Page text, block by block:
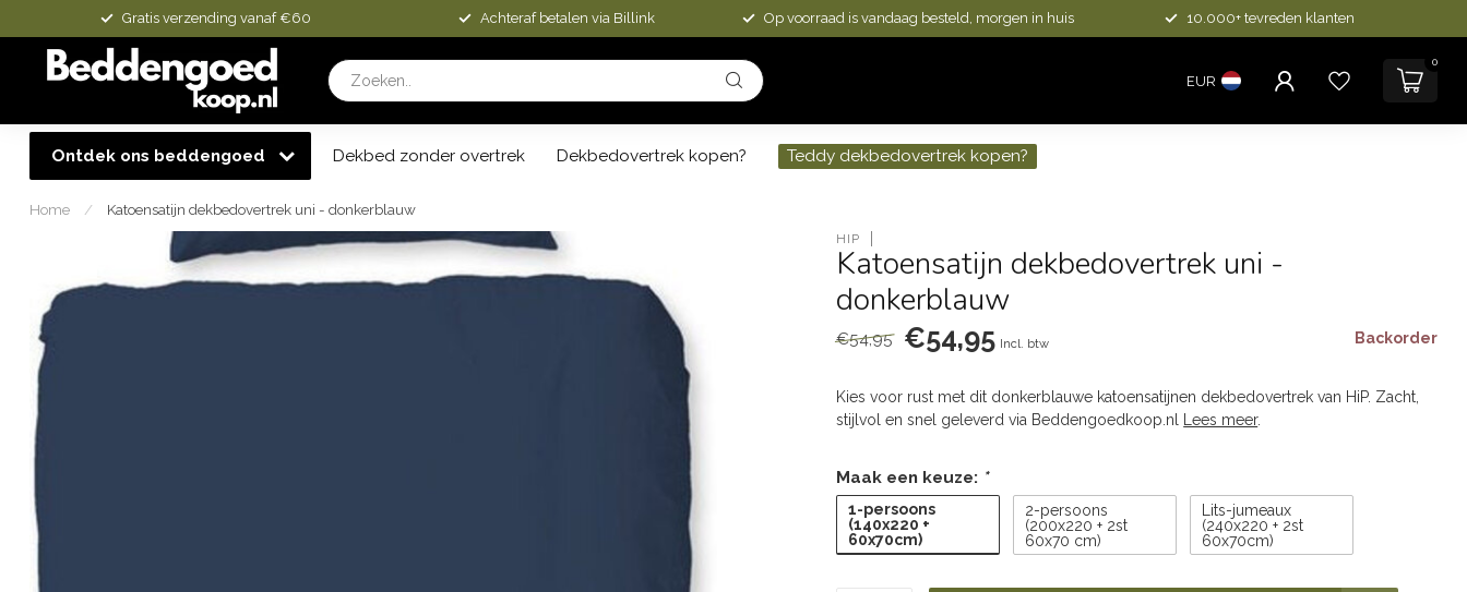
Gratis verzending vanaf €60 Achteraf betalen via Billink Op voorraad is vandaag besteld, morgen in huis 10.000+ tevreden klanten
EUR
0
Ontdek ons beddengoed Dekbed zonder overtrek Dekbedovertrek kopen? Teddy dekbedovertrek kopen?
Home / Katoensatijn dekbedovertrek uni - donkerblauw
HIP
Katoensatijn dekbedovertrek uni -
donkerblauw
€54,95 €54,95 Incl. btw Backorder
Kies voor rust met dit donkerblauwe katoensatijnen dekbedovertrek van HiP. Zacht,
stijlvol en snel geleverd via Beddengoedkoop.nl
Lees meer.
Maak een keuze: *
1-persoons
(140x220 +
60x70cm)
2-persoons
(200x220 + 2st
60x70 cm)
Lits-jumeaux
(240x220 + 2st
60x70cm)